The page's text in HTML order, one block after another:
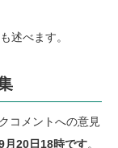
述べます。
コメントへの意見
月20日18時です。